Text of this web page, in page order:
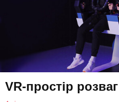
VR-простір